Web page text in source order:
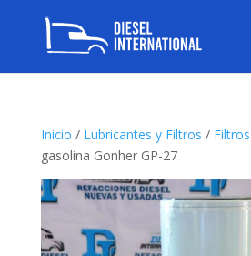
Inicio / Lubricantes y Filtros / Filtros
gasolina Gonher GP-27